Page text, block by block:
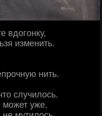
вдогонку,
изменить.
нить.
случилось.
может уже.